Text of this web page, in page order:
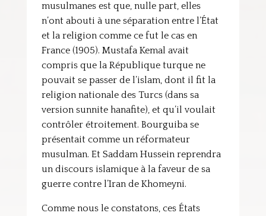
musulmanes est que, nulle part, elles
n’ont abouti à une séparation entre l’État
et la religion comme ce fut le cas en
France (1905). Mustafa Kemal avait
compris que la République turque ne
pouvait se passer de l’islam, dont il fit la
religion nationale des Turcs (dans sa
version sunnite hanafite), et qu’il voulait
contrôler étroitement. Bourguiba se
présentait comme un réformateur
musulman. Et Saddam Hussein reprendra
un discours islamique à la faveur de sa
guerre contre l’Iran de Khomeyni.
Comme nous le constatons, ces États